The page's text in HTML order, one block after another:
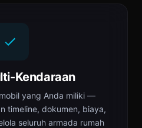
Kendaraan
yang Anda miliki —
timeline, dokumen, biaya,
seluruh armada rumah